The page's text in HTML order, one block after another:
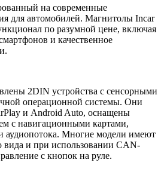
на современные
для автомобилей. Магнитолы Incar
по разумной цене, включая
и качественное
2DIN устройства с сенсорными
операционной системы. Они
и Android Auto, оснащены
с навигационными картами,
и аудиопотока. Многие модели имеют
вида и при использовании CAN-
с кнопок на руле.